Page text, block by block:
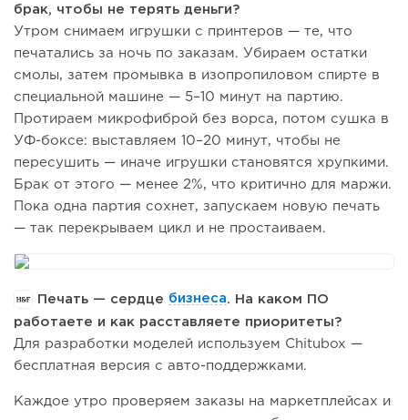
брак, чтобы не терять деньги?
Утром снимаем игрушки с принтеров — те, что
печатались за ночь по заказам. Убираем остатки
смолы, затем промывка в изопропиловом спирте в
специальной машине — 5–10 минут на партию.
Протираем микрофиброй без ворса, потом сушка в
УФ-боксе: выставляем 10–20 минут, чтобы не
пересушить — иначе игрушки становятся хрупкими.
Брак от этого — менее 2%, что критично для маржи.
Пока одна партия сохнет, запускаем новую печать
— так перекрываем цикл и не простаиваем.
Печать — сердце бизнеса . На каком ПО
работаете и как расставляете приоритеты?
Для разработки моделей используем Chitubox —
бесплатная версия с авто-поддержками.
Каждое утро проверяем заказы на маркетплейсах и